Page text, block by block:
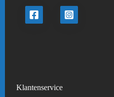
Klantenservice